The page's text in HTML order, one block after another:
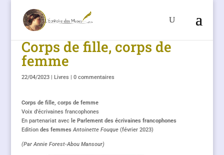
Corps de fille, corps de
femme
22/04/2023| Livres | 0 commentaires
Corps de fille, corps de femme
Voix d’écrivaines francophones
En partenariat avec le Parlement des écrivaines francophones
Edition des femmesAntoinette Fouque (février 2023)
(Par Annie Forest-Abou Mansour)